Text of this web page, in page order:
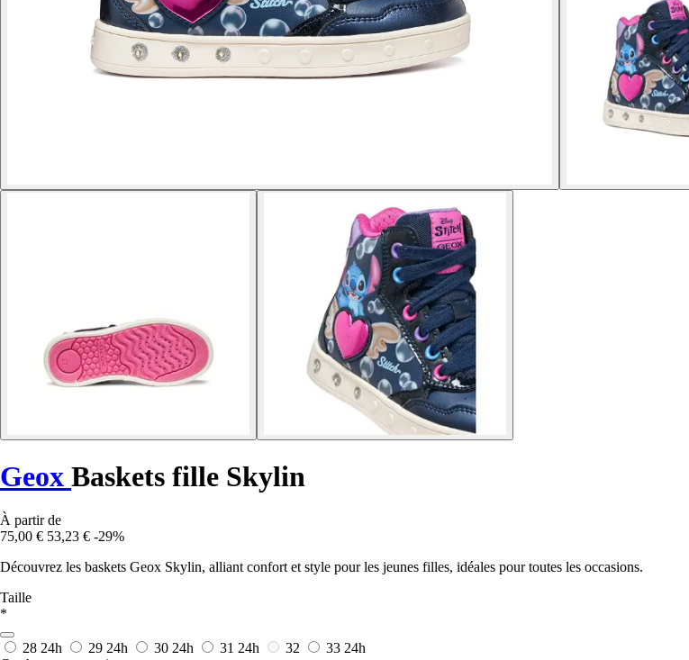
Geox Baskets fille Skylin
À partir de
75,00 € 53,23 € -29%
Découvrez les baskets Geox Skylin, alliant confort et style pour les jeunes filles, idéales pour toutes les occasions.
Taille
*
28 24h 29 24h 30 24h 31 24h 32 33 24h